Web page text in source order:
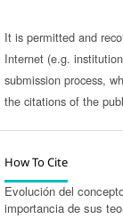
It is permitted and
Internet (e.g.
submission process,
the citations of the
How To Cite
Evolución del
importancia de sus